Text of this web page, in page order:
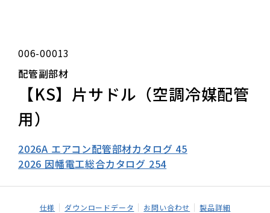
006-00013
配管副部材
【KS】片サドル（空調冷媒配管
用）
2026A エアコン配管部材カタログ 45
2026 因幡電工総合カタログ 254
仕様 ダウンロードデータ お問い合わせ 製品詳細